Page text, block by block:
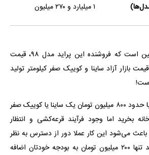
۱ میلیارد و ۲۷۰ میلیون
طنز تلخ ماجرا دقیقا همین است که فروشنده این پراید مدل ۹۸، قیمت
بازار آزاد ساینا و کوییک صفر کیلومتر تولید
روی کاغذ هنوز می‌توان با حدود ۸۰۰ میلیون تومان یک ساینا یا کوییک صفر
بخرید اما وجود فرآیند قرعه‌کشی و انتظار
می‌شود این کار عملا دور از دسترس به نظر
بیاید. در عوض می‌توانید تنها ۲۰۰ میلیون تومان به بودجه خودتان اضافه